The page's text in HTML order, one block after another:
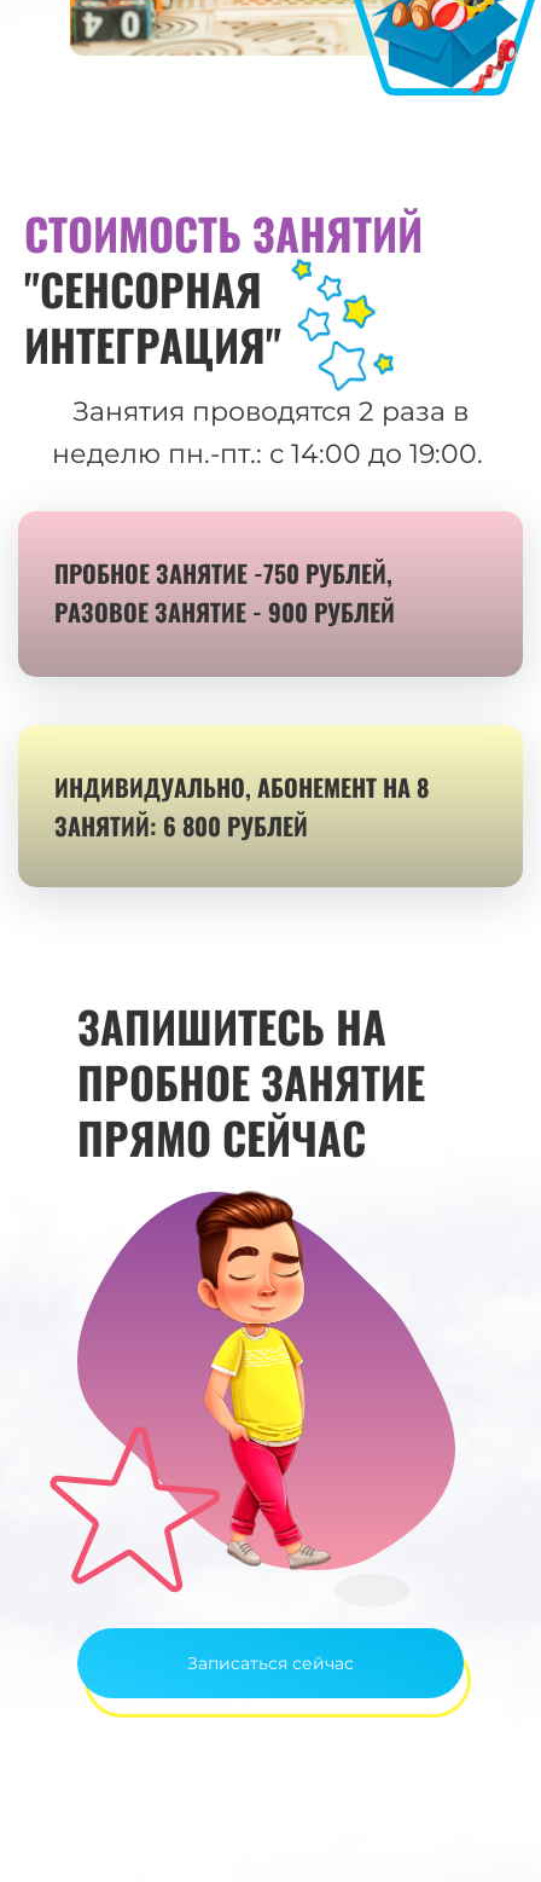
СТОИМОСТЬ ЗАНЯТИЙ
"СЕНСОРНАЯ
ИНТЕГРАЦИЯ"
Занятия проводятся 2 раза в
неделю пн.-пт.: с 14:00 до 19:00.
ПРОБНОЕ ЗАНЯТИЕ -750 РУБЛЕЙ,
РАЗОВОЕ ЗАНЯТИЕ - 900 РУБЛЕЙ
ИНДИВИДУАЛЬНО, АБОНЕМЕНТ НА 8
ЗАНЯТИЙ: 6 800 РУБЛЕЙ
ЗАПИШИТЕСЬ НА
ПРОБНОЕ ЗАНЯТИЕ
ПРЯМО СЕЙЧАС
Записаться сейчас